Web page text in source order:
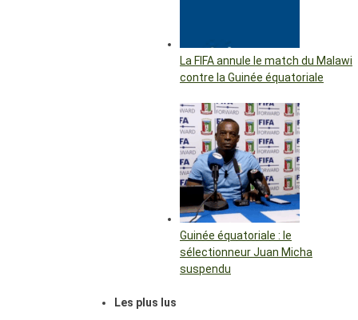
La FIFA annule le match du Malawi
contre la Guinée équatoriale
Guinée équatoriale : le
sélectionneur Juan Micha
suspendu
Les plus lus